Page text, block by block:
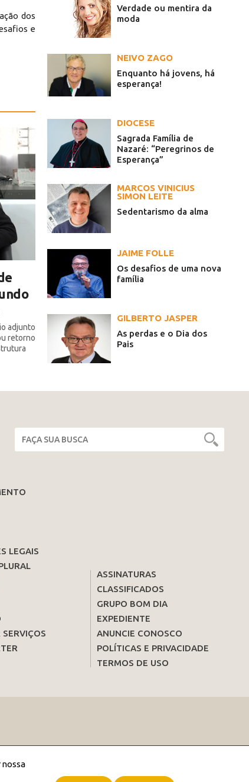
dos
e
adjunto
retorno
Verdade ou mentira da
moda
NEIVO ZAGO
Enquanto há jovens, há
esperança!
DIOCESE
Sagrada Família de
Nazaré: “Peregrinos de
Esperança”
MARCOS VINICIUS
SIMON LEITE
Sedentarismo da alma
JAIME FOLLE
Os desafios de uma nova
família
GILBERTO JASPER
As perdas e o Dia dos
Pais
LEGAIS
SERVIÇOS
ASSINATURAS
CLASSIFICADOS
GRUPO BOM DIA
EXPEDIENTE
ANUNCIE CONOSCO
POLÍTICAS E PRIVACIDADE
TERMOS DE USO
nossa